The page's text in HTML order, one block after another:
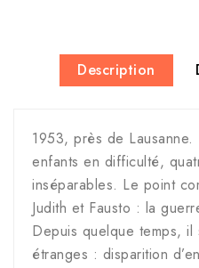
Description
1953, près de
enfants en difficulté,
inséparables. Le point
Judith et Fausto : la
Depuis quelque temps, il
étranges : disparition